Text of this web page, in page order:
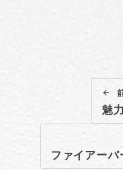
魅
ファイアー